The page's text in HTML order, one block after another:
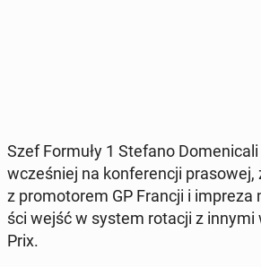
Szef Formuły 1 Stefano
wcze­śniej na kon­fe­ren­cji
z pro­mo­to­rem GP Francji i impreza
ści wejść w system rotacji z innymi
Prix.